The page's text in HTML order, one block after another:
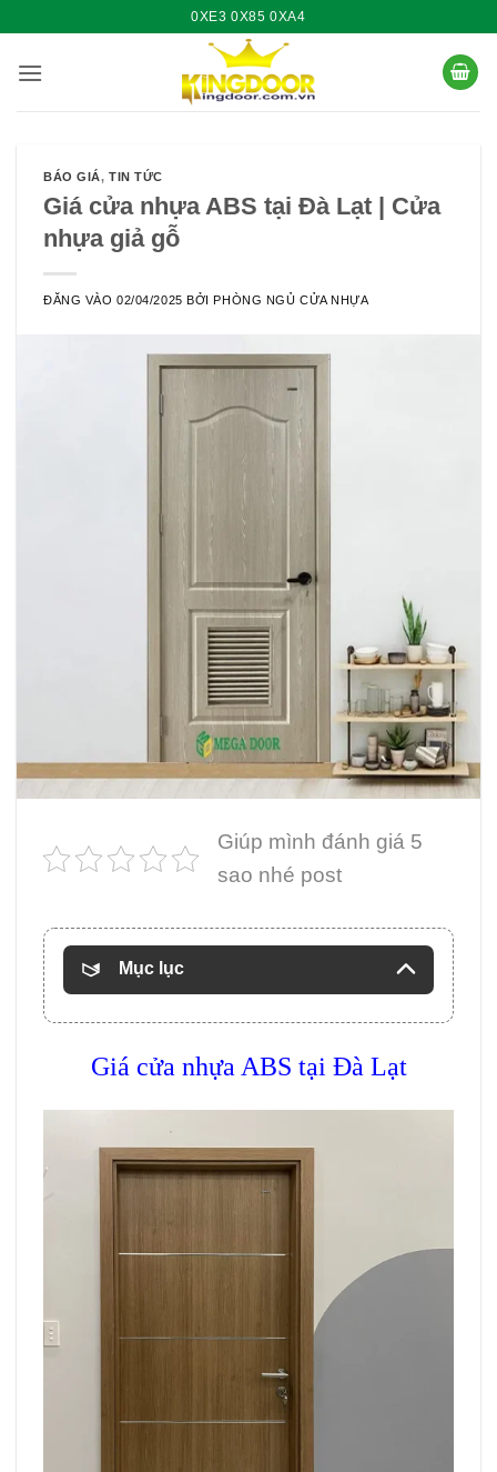
nội
0XE3 0X85 0XA4
BÁO GIÁ,TIN TỨC
Giá cửa nhựa ABS tại Đà Lạt | Cửa
nhựa giả gỗ
ĐĂNG VÀO02/04/2025 BỞIPHÒNG NGỦ CỬA NHỰA
Giúp mình đánh giá 5
sao nhé post
Mục lục
Giá cửa nhựa ABS tại Đà Lạt